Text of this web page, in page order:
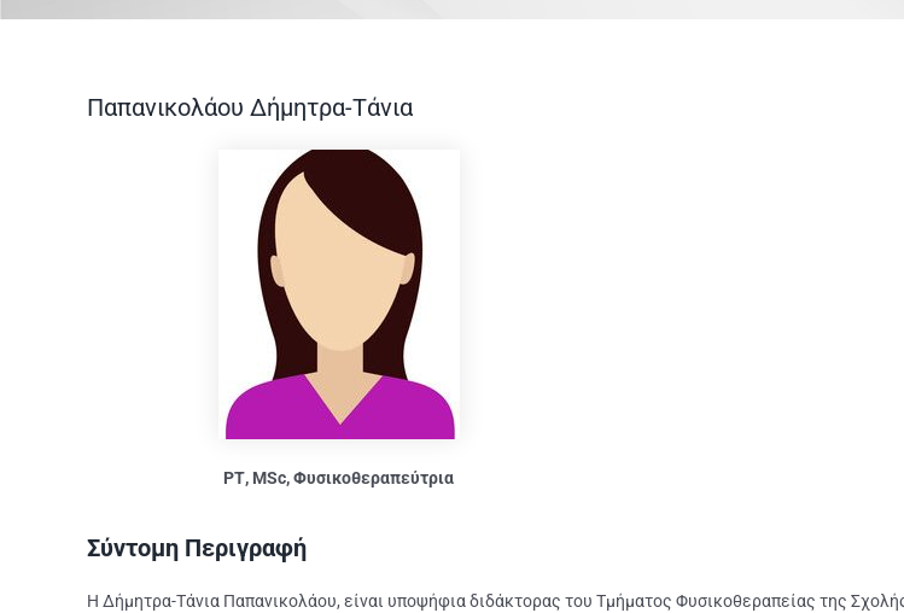
Παπανικολάου Δήμητρα-Τάνια
ΡΤ, MSc, Φυσικοθεραπεύτρια
Σύντομη Περιγραφή
Η Δήμητρα-Τάνια Παπανικολάου, είναι υποψήφια διδάκτορας του Τμήματος Φυσικοθεραπείας της